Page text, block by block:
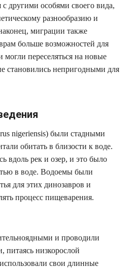
другими особями своего вида,
разнообразию и
миграции также
больше возможностей для
переселяться на новые
становились непригодными для
nigeriensis) были стадными
обитать в близости к воде.
вдоль рек и озер, и это было
в воде. Водоемы были
для этих динозавров и
процесс пищеварения.
и проводили
питаясь низкорослой
свои длинные